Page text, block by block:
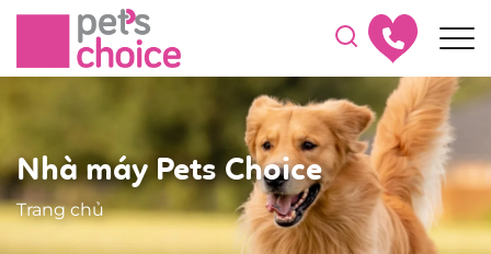
Nhà máy Pets Choice
Trang chủ